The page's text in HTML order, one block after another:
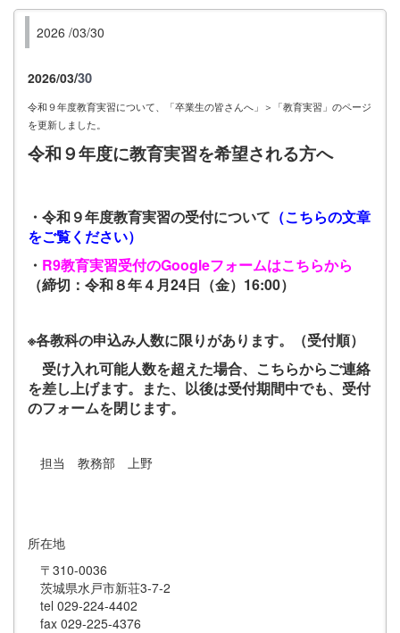
2026 /03/30
2026/03/30
令和９年度教育実習について、「卒業生の皆さんへ」＞「教育実習」のページ
を更新しました。
令和９年度に教育実習を希望される方へ
・令和９年度教育実習の受付について （こちらの文章
をご覧ください）
・ R9教育実習受付のGoogleフォームはこちらから
（締切：令和８年４月24日（金）16:00）
※各教科の申込み人数に限りがあります。（受付順）
受け入れ可能人数を超え た場合、こちらからご連絡
を差し上げます。また、以後は受付期間中でも、受付
のフォームを閉じます。
担当 教務部 上野
所在地
〒310-0036
茨城県水戸市新荘3-7-2
tel 029-224-4402
fax 029-225-4376